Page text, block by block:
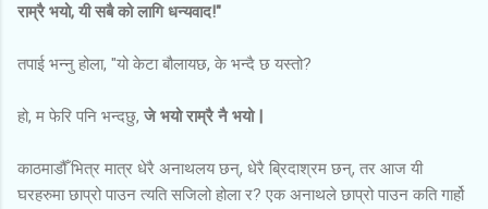
राम्रै भयो, यी सबै को लागि धन्यवाद!"
तपाई भन्नु होला, "यो केटा बौलायछ, के भन्दै छ यस्तो?
हो, म फेरि पनि भन्दछु, जे भयो राम्रै नै भयो |
काठमाडौँ भित्र मात्र धेरै अनाथलय छन्, धेरै ब्रिदाश्रम छन्, तर आज यी
घरहरुमा छाप्रो पाउन त्यति सजिलो होला र? एक अनाथले छाप्रो पाउन कति गार्हो